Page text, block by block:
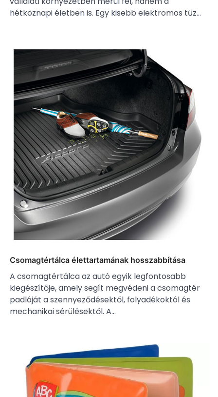
hétköznapi életben is. Egy kisebb elektromos tűz…
Csomagtértálca élettartamának hosszabbítása
A csomagtértálca az autó egyik legfontosabb
kiegészítője, amely segít megvédeni a csomagtér
padlóját a szennyeződésektől, folyadékoktól és
mechanikai sérülésektől. A…